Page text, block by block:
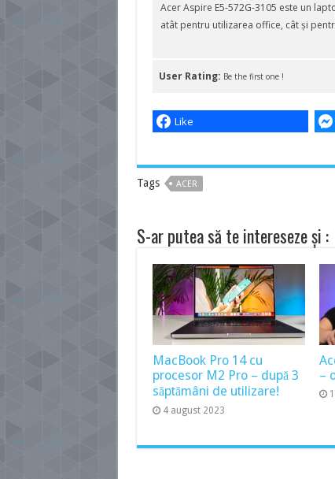
Acer Aspire E5-572G-3105 este un
atât pentru utilizarea office, cât și
User Rating: Be the first one !
Like
Tags ACER
S-ar putea să te intereseze și :
MacBook Pro 14 cu
procesor M2 Pro – după 3
săptămâni de utilizare!
4 august 2023
–